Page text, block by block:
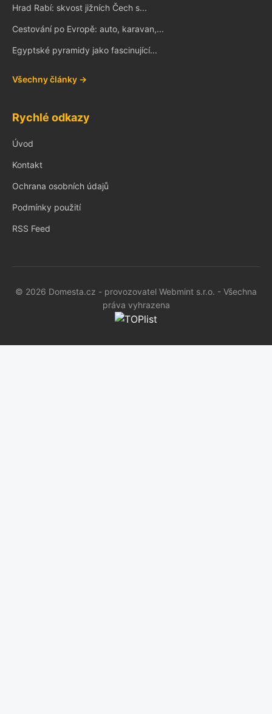
Hrad Rabí: skvost jižních Čech s...
Cestování po Evropě: auto, karavan,...
Egyptské pyramidy jako fascinující...
Všechny články →
Rychlé odkazy
Úvod
Kontakt
Ochrana osobních údajů
Podmínky použití
RSS Feed
© 2026 Domesta.cz - provozovatel Webmint s.r.o. - Všechna
práva vyhrazena